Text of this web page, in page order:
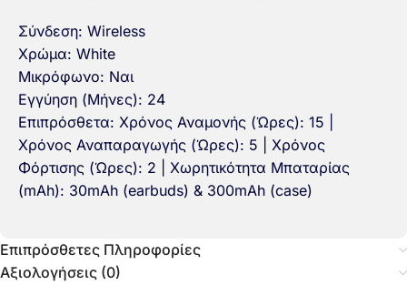
Σύνδεση: Wireless
Χρώμα: White
Μικρόφωνο: Ναι
Εγγύηση (Μήνες): 24
Επιπρόσθετα: Χρόνος Αναμονής (Ώρες): 15 |
Χρόνος Αναπαραγωγής (Ώρες): 5 | Χρόνος
Φόρτισης (Ώρες): 2 | Χωρητικότητα Μπαταρίας
(mAh): 30mAh (earbuds) & 300mAh (case)
Επιπρόσθετες Πληροφορίες
Αξιολογήσεις (0)